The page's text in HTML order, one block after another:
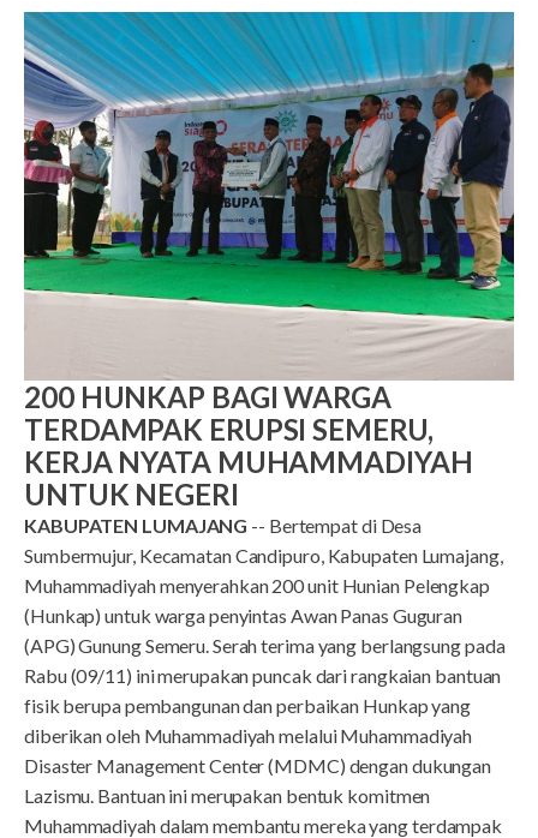
200 HUNKAP BAGI WARGA
TERDAMPAK ERUPSI SEMERU,
KERJA NYATA MUHAMMADIYAH
UNTUK NEGERI
KABUPATEN LUMAJANG -- Bertempat di Desa
Sumbermujur, Kecamatan Candipuro, Kabupaten Lumajang,
Muhammadiyah menyerahkan 200 unit Hunian Pelengkap
(Hunkap) untuk warga penyintas Awan Panas Guguran
(APG) Gunung Semeru. Serah terima yang berlangsung pada
Rabu (09/11) ini merupakan puncak dari rangkaian bantuan
fisik berupa pembangunan dan perbaikan Hunkap yang
diberikan oleh Muhammadiyah melalui Muhammadiyah
Disaster Management Center (MDMC) dengan dukungan
Lazismu. Bantuan ini merupakan bentuk komitmen
Muhammadiyah dalam membantu mereka yang terdampak